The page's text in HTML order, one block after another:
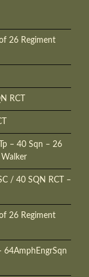
26 Regiment
RCT
– 40 Sqn – 26
/ 40 SQN RCT –
26 Regiment
64AmphEngrSqn